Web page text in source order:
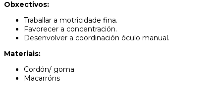
Obxectivos:
Traballar a motricidade fina.
Favorecer a concentración.
Desenvolver a coordinación óculo manual.
Materiais:
Cordón/ goma
Macarróns